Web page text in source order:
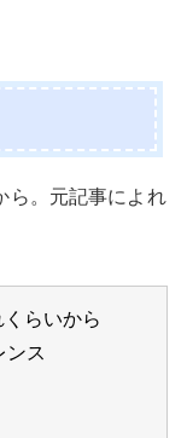
ら。元記事によれ
らいから
ス